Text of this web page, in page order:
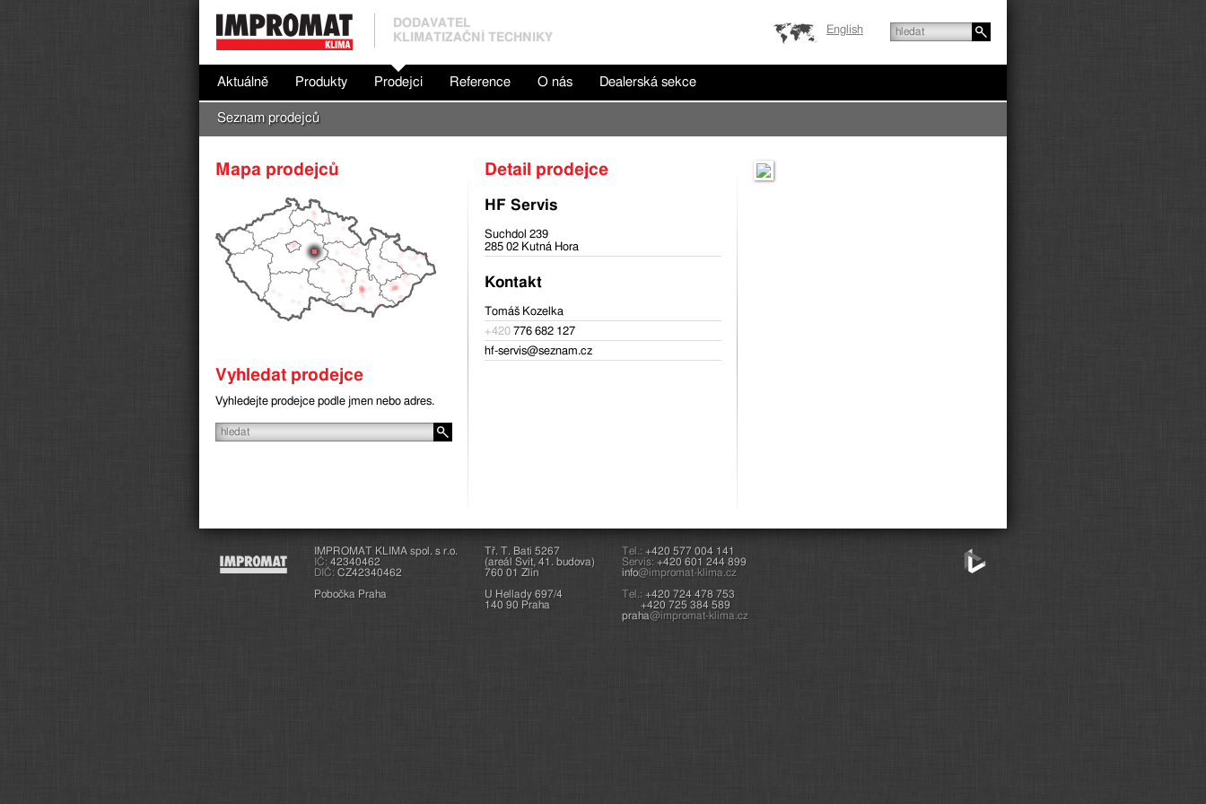
DODAVATEL
KLIMATIZAČNÍ TECHNIKY
English
Aktuálně Produkty Prodejci
Seznam prodejců
Reference O nás Dealerská sekce
Mapa prodejců
Vyhledat prodejce
Vyhledejte prodejce podle jmen nebo adres.
Detail prodejce
HF Servis
Suchdol 239
285 02 Kutná Hora
Kontakt
Tomáš Kozelka
+420 776 682 127
hf-servis@seznam.cz
IMPROMAT KLIMA spol. s r.o.
IČ: 42340462
DIČ: CZ42340462
Pobočka Praha
Tř. T. Bati 5267
(areál Svit, 41. budova)
760 01 Zlín
U Hellady 697/4
140 90 Praha
Tel.: +420 577 004 141
Servis: +420 601 244 899
info@impromat-klima.cz
Tel.: +420 724 478 753
+420 725 384 589
praha@impromat-klima.cz